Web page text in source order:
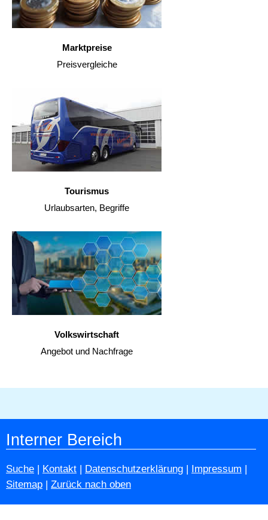
Marktpreise
Preisvergleiche
Tourismus
Urlaubsarten, Begriffe
Volkswirtschaft
Angebot und Nachfrage
Interner Bereich
Suche | Kontakt | Datenschutzerklärung | Impressum |
Sitemap | Zurück nach oben